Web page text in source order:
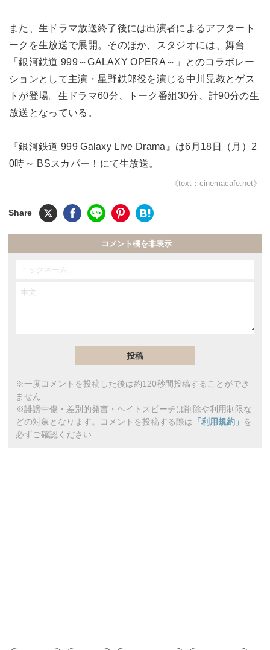
また、生ドラマ放送終了後には出演者によるアフタート
ークを生放送で展開。そのほか、スタジオには、舞台
「銀河鉄道 999～GALAXY OPERA～」とのコラボレー
ションとして主演・星野鉄郎役を演じる中川晃教とゲス
トが登場。生ドラマ60分、トーク番組30分、計90分の生
放送となっている。
『銀河鉄道 999 Galaxy Live Drama』は6月18日（月）2
0時～ BSスカパー！にて生放送。
《text：cinemacafe.net》
コメント欄を非表示
※一度コメントを投稿した後は約120秒間投稿することができ
ません
※誹謗中傷・差別的発言・ヘイトスピーチは削除や利用制限な
どの対象となります。コメントを投稿する際は 「利用規約」 を
必ずご確認ください